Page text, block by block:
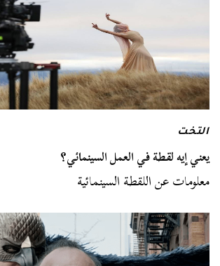
التخت
يعني إيه لقطة في العمل السينمائي؟
معلومات عن اللقطة السينمائية